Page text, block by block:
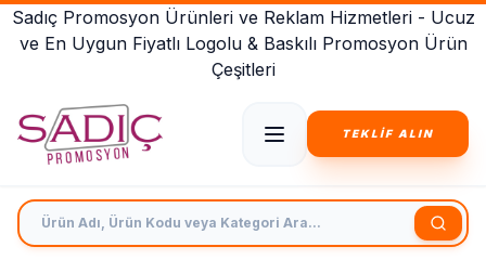
Sadıç Promosyon Ürünleri ve Reklam Hizmetleri - Ucuz
ve En Uygun Fiyatlı Logolu & Baskılı Promosyon Ürün
Çeşitleri
TEKLİF ALIN
Ürün Adı, Ürün Kodu veya Kategori Ara